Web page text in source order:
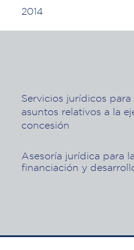
2014
Servicios jurídicos
asuntos relativos a la
concesión
Asesoría jurídica para
financiación y